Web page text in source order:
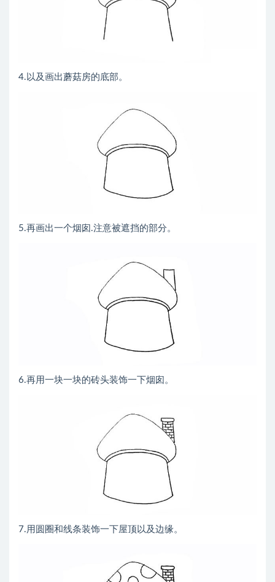
4.以及画出蘑菇房的底部。
5.再画出一个烟囱.注意被遮挡的部分。
6.再用一块一块的砖头装饰一下烟囱。
7.用圆圈和线条装饰一下屋顶以及边缘。